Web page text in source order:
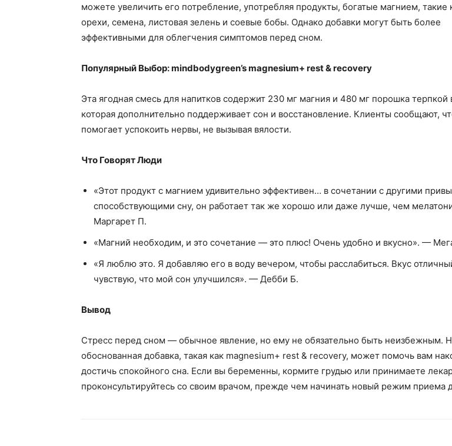
можете увеличить его потребление, употребляя продукты, богатые магнием, такие
орехи, семена, листовая зелень и соевые бобы. Однако добавки могут быть более
эффективными для облегчения симптомов перед сном.
Популярный Выбор: mindbodygreen’s magnesium+ rest & recovery
Эта ягодная смесь для напитков содержит 230 мг магния и 480 мг порошка терпкой
которая дополнительно поддерживает сон и восстановление. Клиенты сообщают,
помогает успокоить нервы, не вызывая вялости.
Что Говорят Люди
«Этот продукт с магнием удивительно эффективен… в сочетании с другими
способствующими сну, он работает так же хорошо или даже лучше, чем
Маргарет П.
«Магний необходим, и это сочетание — это плюс! Очень удобно и вкусно». —
«Я люблю это. Я добавляю его в воду вечером, чтобы расслабиться. Вкус
чувствую, что мой сон улучшился». — Дебби Б.
Вывод
Стресс перед сном — обычное явление, но ему не обязательно быть неизбежным.
обоснованная добавка, такая как magnesium+ rest & recovery, может помочь вам
достичь спокойного сна. Если вы беременны, кормите грудью или принимаете
проконсультируйтесь со своим врачом, прежде чем начинать новый режим приема